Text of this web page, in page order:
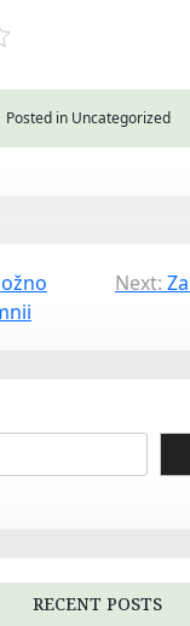
Posted in Uncategorized
Next:
RECENT POSTS